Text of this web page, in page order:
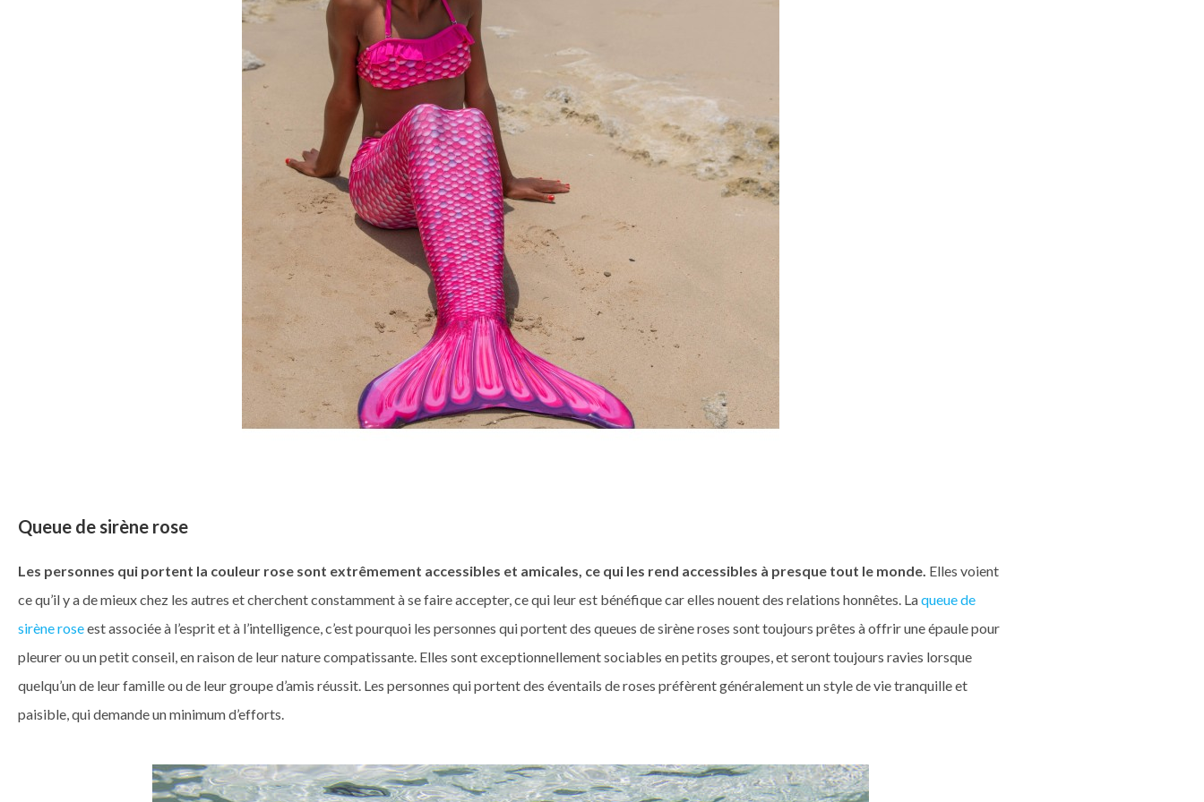
Queue de sirène rose
Les personnes qui portent la couleur rose sont extrêmement accessibles et amicales, ce qui les rend accessibles à presque tout le monde. Elles voient
ce qu’il y a de mieux chez les autres et cherchent constamment à se faire accepter, ce qui leur est bénéfique car elles nouent des relations honnêtes. Laqueue de
sirène roseest associée à l’esprit et à l’intelligence, c’est pourquoi les personnes qui portent des queues de sirène roses sont toujours prêtes à offrir une épaule pour
pleurer ou un petit conseil, en raison de leur nature compatissante. Elles sont exceptionnellement sociables en petits groupes, et seront toujours ravies lorsque
quelqu’un de leur famille ou de leur groupe d’amis réussit. Les personnes qui portent des éventails de roses préfèrent généralement un style de vie tranquille et
paisible, qui demande un minimum d’efforts.